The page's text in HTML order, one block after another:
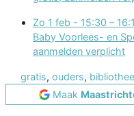
Zo 1 feb - 15:30 –
Baby Voorlees- en
aanmelden verplicht
gratis, ouders,
Maak